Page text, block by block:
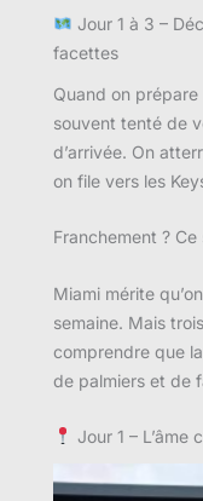
Jour 1 à 3 –
facettes
Quand on prépare
souvent tenté de
d’arrivée. On
on file vers les
Franchement ?
Miami mérite
semaine. Mais
comprendre que
de palmiers et de
Jour 1 – L’âme